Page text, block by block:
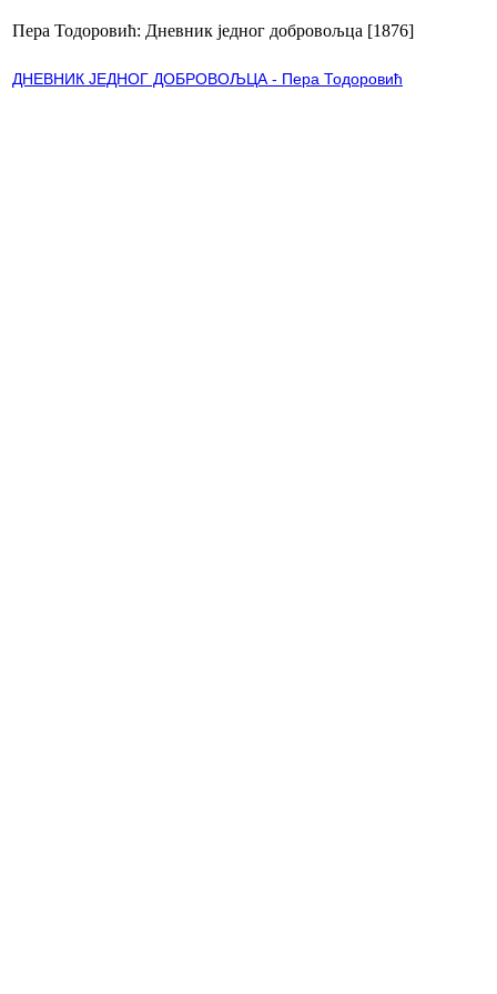
Пера Тодоровић: Дневник једног добровољца [1876]
ДНЕВНИК ЈЕДНОГ ДОБРОВОЉЦА - Пера Тодоровић